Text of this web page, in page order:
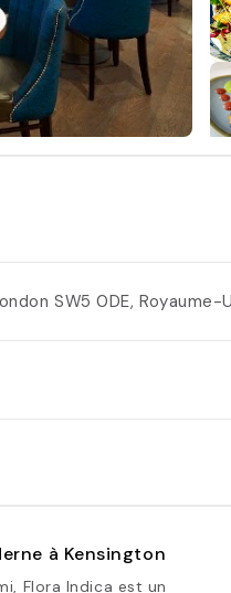
SW5 0DE, Royaume-
à Kensington
Flora Indica est un